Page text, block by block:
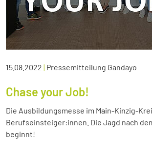
15.08.2022 | Pressemitteilung Gandayo
Chase your Job!
Die Ausbildungsmesse im Main-Kinzig-
Berufseinsteiger:innen. Die Jagd nach
beginnt!